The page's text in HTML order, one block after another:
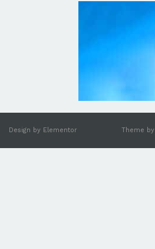
Theme by
Design by Elementor